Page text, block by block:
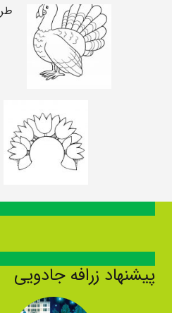
پیشنهاد زرافه جادویی